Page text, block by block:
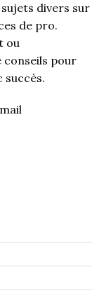
divers sur
de pro.
ou
conseils pour
succès.